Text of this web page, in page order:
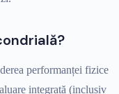
performanței fizice
integrată (inclusiv